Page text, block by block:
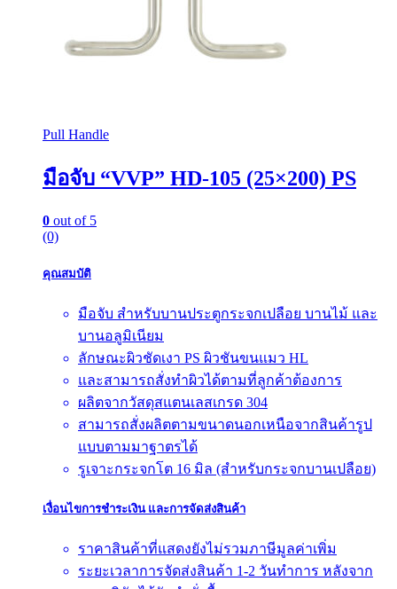
Pull Handle
มือจับ “VVP” HD-105 (25×200) PS
0 out of 5
(0)
คุณสมบัติ
มือจับ สำหรับบานประตูกระจกเปลือย บานไม้ และ
บานอลูมิเนียม
ลักษณะผิวชัดเงา PS ผิวชันขนแมว HL
และสามารถสั่งทำผิวได้ตามที่ลูกค้าต้องการ
ผลิตจากวัสดุสแตนเลสเกรด 304
สามารถสั่งผลิตตามขนาดนอกเหนือจากสินค้ารูป
แบบตามมาฐาตรได้
รูเจาะกระจกโต 16 มิล (สำหรับกระจกบานเปลือย)
เงื่อนไขการชำระเงิน และการจัดส่งสินค้า
ราคาสินค้าที่แสดงยังไม่รวมภาษีมูลค่าเพิ่ม
ระยะเวลาการจัดส่งสินค้า 1-2 วันทำการ หลังจาก